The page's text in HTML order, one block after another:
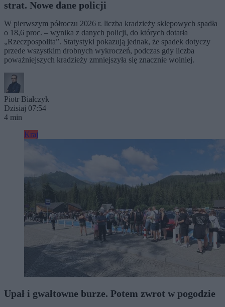
strat. Nowe dane policji
W pierwszym półroczu 2026 r. liczba kradzieży sklepowych spadła
o 18,6 proc. – wynika z danych policji, do których dotarła
„Rzeczpospolita”. Statystyki pokazują jednak, że spadek dotyczy
przede wszystkim drobnych wykroczeń, podczas gdy liczba
poważniejszych kradzieży zmniejszyła się znacznie wolniej.
Piotr Białczyk
Dzisiaj 07:54
4 min
Kraj
Upał i gwałtowne burze. Potem zwrot w pogodzie